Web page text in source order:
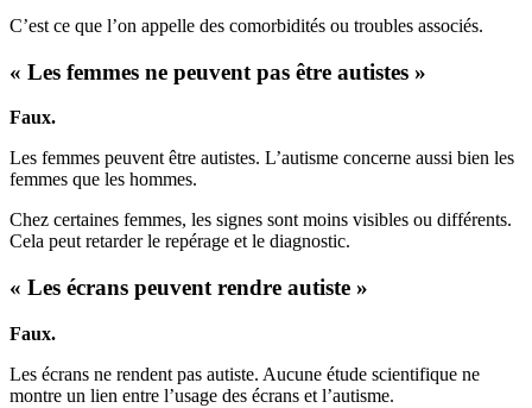
C’est ce que l’on appelle des comorbidités ou troubles associés.
« Les femmes ne peuvent pas être autistes »
Faux.
Les femmes peuvent être autistes. L’autisme concerne aussi bien les
femmes que les hommes.
Chez certaines femmes, les signes sont moins visibles ou différents.
Cela peut retarder le repérage et le diagnostic.
« Les écrans peuvent rendre autiste »
Faux.
Les écrans ne rendent pas autiste. Aucune étude scientifique ne
montre un lien entre l’usage des écrans et l’autisme.